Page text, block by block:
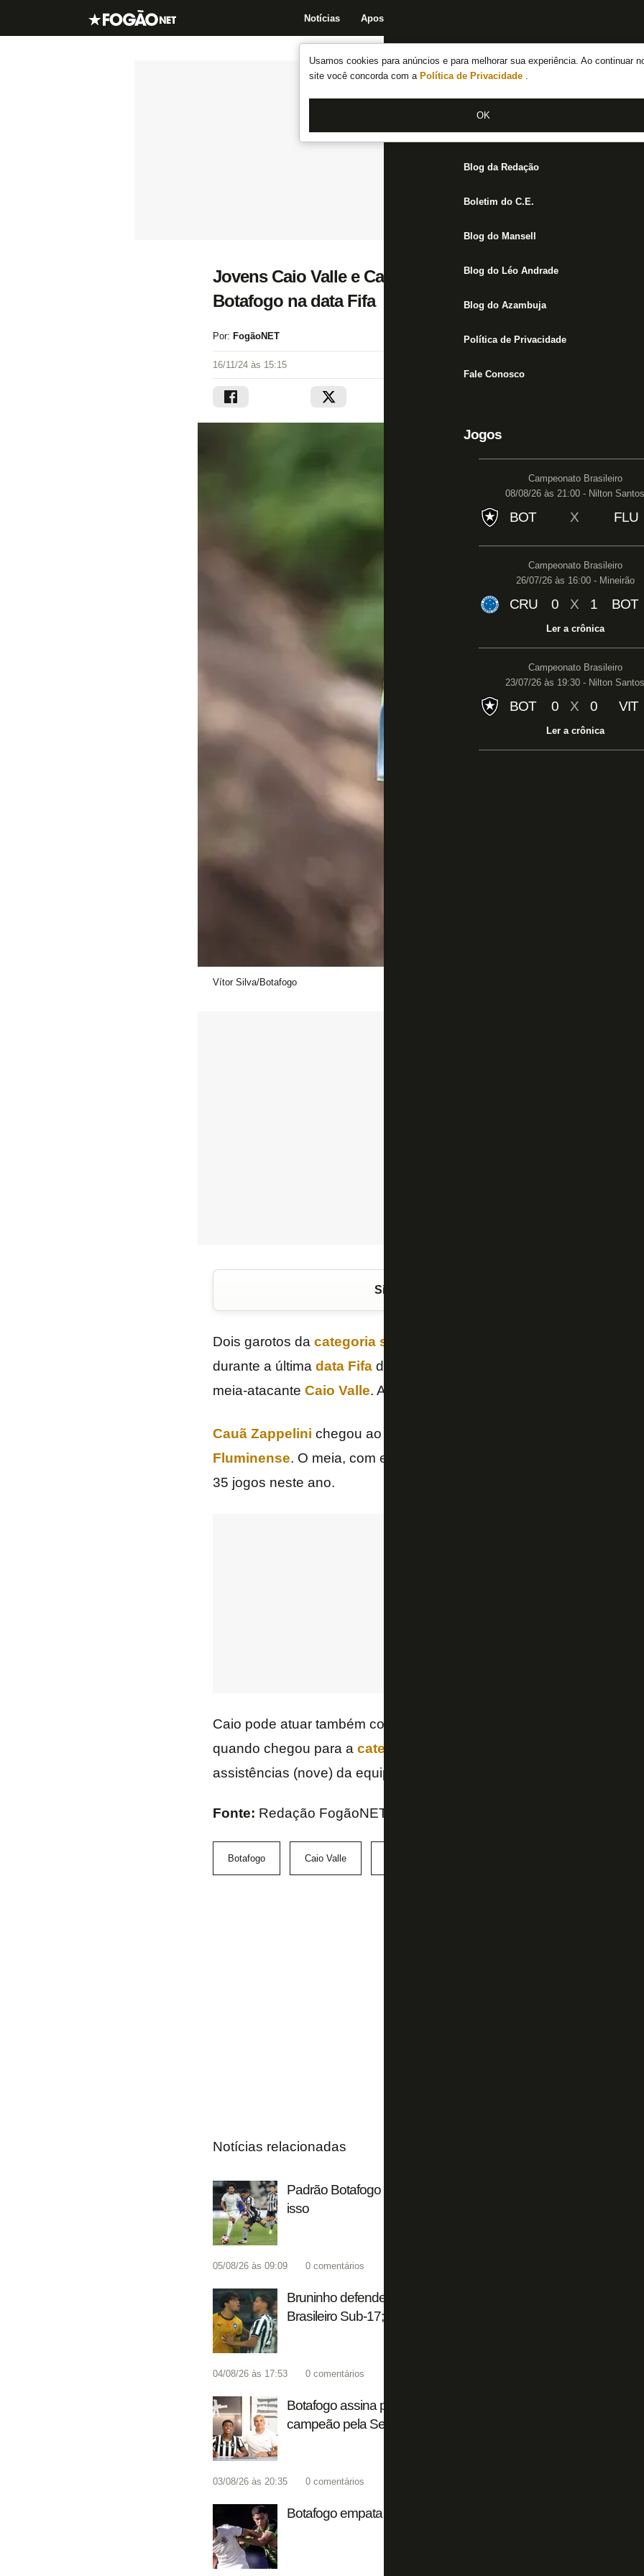
Usamos cookies para anúncios e para melhorar sua experiência. Ao continuar
site você concorda com a Política de Privacidade .
OK
Notícias Apostas
Notícias do Botafogo
Fórum
Jogos
Blog da Redação
Boletim do C.E.
Blog do Mansell
Blog do Léo Andrade
Blog do Azambuja
Política de Privacidade
Fale Conosco
Jogos
Campeonato Brasileiro
08/08/26 às 21:00 - Nilton Santos
BOT X FLU
Campeonato Brasileiro
26/07/26 às 16:00 - Mineirão
CRU 0 X 1 BOT
Ler a crônica
Campeonato Brasileiro
23/07/26 às 19:30 - Nilton Santos
BOT 0 X 0 VIT
Ler a crônica
Jovens Caio Valle e Cauã Zappelini, do sub-17, treinam
Botafogo na data Fifa
Por: FogãoNET
16/11/24 às 15:15
Vítor Silva/Botafogo
Siga o FogãoNET
Dois garotos da categoria sub-17
durante a última data Fifada temporada 2024. São eles o meia
meia-atacante Caio Valle. A informação é do site “GE” neste sábado
Cauã Zappelini chegou ao Botafogo em julho de 2022, após
Fluminense. O meia, com estilo de camisa 10, fez nove gols e nove
35 jogos neste ano.
Caio pode atuar também como lateral-esquerdo e está no Botafogo
quando chegou para a categoria sub-14
assistências (nove) da equipe sub-17.
Fonte: Redação FogãoNET e GE
Botafogo Caio Valle
Notícias relacionadas
Padrão Botafogo de qualidade vai garantir grandes times e
isso
05/08/26 às 09:09 0 comentários
Bruninho defende mais um pênalti, e Botafogo empata com São
Brasileiro Sub-17; veja
04/08/26 às 17:53 0 comentários
Botafogo assina primeiro contrato profissional de Cauã
campeão pela Seleção
03/08/26 às 20:35 0 comentários
Botafogo empata com América-MG e segue no meio da tabela